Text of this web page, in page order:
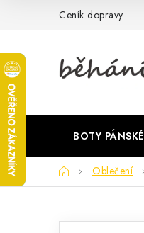
Ceník dopravy
BOTY PÁNSKÉ
DomůOblečení